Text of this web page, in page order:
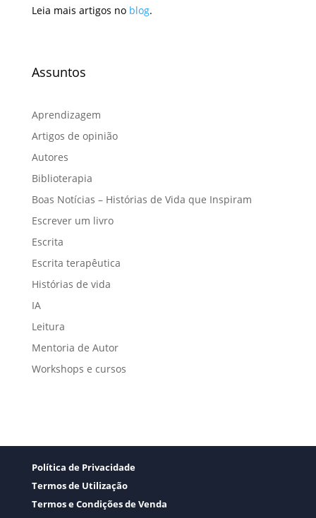
Leia mais artigos no blog.
Assuntos
Aprendizagem
Artigos de opinião
Autores
Biblioterapia
Boas Notícias – Histórias de Vida que Inspiram
Escrever um livro
Escrita
Escrita terapêutica
Histórias de vida
IA
Leitura
Mentoria de Autor
Workshops e cursos
Política de Privacidade
Termos de Utilização
Termos e Condições de Venda